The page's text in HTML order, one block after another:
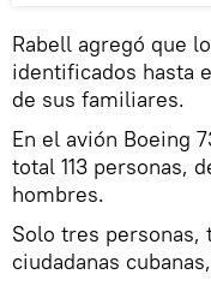
Rabell agregó que
identificados hasta
de sus familiares.
En el avión Boeing
total 113 personas,
hombres.
Solo tres personas,
ciudadanas